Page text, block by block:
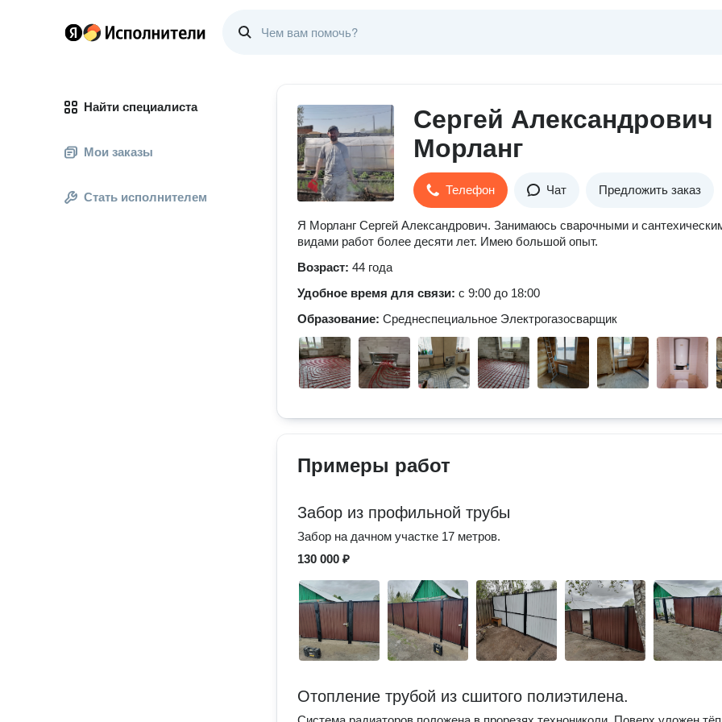
Найти специалиста
Мои заказы
Стать исполнителем
Сергей Александрович
Морланг
Телефон Чат Предложить заказ
Я Морланг Сергей Александрович. Занимаюсь сварочными и
видами работ более десяти лет. Имею большой опыт.
Возраст: 44 года
Удобное время для связи: с 9:00 до 18:00
Образование: Среднеспециальное Электрогазосварщик
Примеры работ
Забор из профильной трубы
Забор на дачном участке 17 метров.
130 000 ₽
Отопление трубой из сшитого полиэтилена.